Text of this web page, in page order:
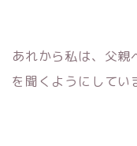
あれから私は、父親
を聞くようにしてい